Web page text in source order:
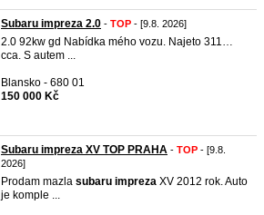
Subaru impreza 2.0 - TOP - [9.8. 2026]
2.0 92kw gd Nabídka mého vozu. Najeto 311…
cca. S autem ...
Blansko - 680 01
150 000 Kč
Subaru impreza XV TOP PRAHA - TOP - [9.8.
2026]
Prodam mazla subaru impreza XV 2012 rok. Auto
je komple ...